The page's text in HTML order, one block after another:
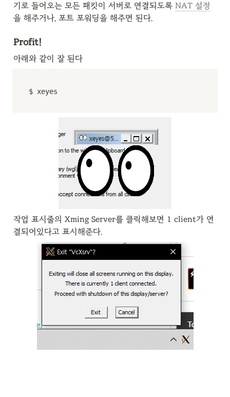
기로 들어오는 모든 패킷이 서버로 연결되도록 NAT 설정
을 해주거나, 포트 포워딩을 해주면 된다.
Profit!
아래와 같이 잘 된다
$ xeyes
작업 표시줄의 Xming Server를 클릭해보면 1 client가 연
결되어있다고 표시해준다.